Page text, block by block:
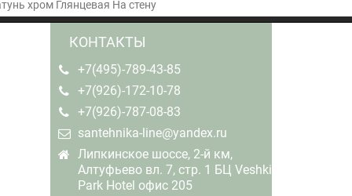
хром Глянцевая На стену
КОНТАКТЫ
+7(495)-789-43-85
+7(926)-172-10-78
+7(926)-787-08-83
santehnika-line@yandex.ru
Липкинское шоссе, 2-й км,
Алтуфьево вл. 7, стр. 1 БЦ Veshki
Park Hotel офис 205